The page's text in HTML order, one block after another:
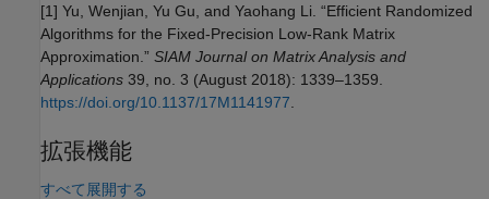
[1] Yu, Wenjian, Yu Gu, and Yaohang Li. “Efficient Randomized
Algorithms for the Fixed-Precision Low-Rank Matrix
Approximation.” SIAM Journal on Matrix Analysis and
Applications 39, no. 3 (August 2018): 1339–1359.
https://doi.org/10.1137/17M1141977
拡張機能
すべて展開する